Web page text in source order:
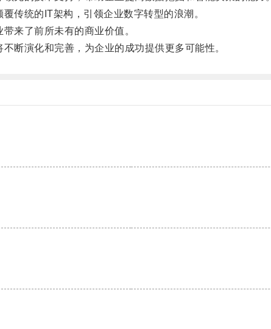
统的IT架构，引领企业数字转型的浪潮。
来了前所未有的商业价值。
演化和完善，为企业的成功提供更多可能性。